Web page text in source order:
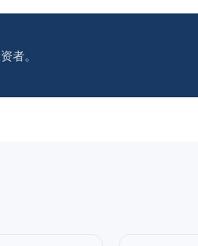
者。